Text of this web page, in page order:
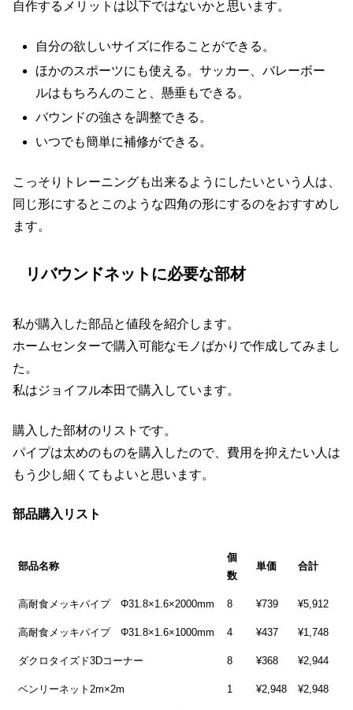
自作するメリットは以下ではないかと思います。
自分の欲しいサイズに作ることができる。
ほかのスポーツにも使える。サッカー、バレーボー
ルはもちろんのこと、懸垂もできる。
バウンドの強さを調整できる。
いつでも簡単に補修ができる。
こっそりトレーニングも出来るようにしたいという人は、
同じ形にするとこのような四角の形にするのをおすすめし
ます。
リバウンドネットに必要な部材
私が購入した部品と値段を紹介します。
ホームセンターで購入可能なモノばかりで作成してみまし
た。
私はジョイフル本田で購入しています。
購入した部材のリストです。
パイプは太めのものを購入したので、費用を抑えたい人は
もう少し細くてもよいと思います。
部品購入リスト
部品名称
個
数
単価 合計
高耐食メッキパイプ Φ31.8×1.6×2000mm 8 ¥739 ¥5,912
高耐食メッキパイプ Φ31.8×1.6×1000mm 4 ¥437 ¥1,748
ダクロタイズド3Dコーナー 8 ¥368 ¥2,944
ベンリーネット2m×2m 1 ¥2,948 ¥2,948